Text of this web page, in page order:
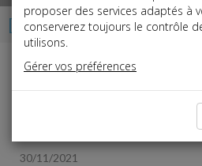
Dépêches
Liste des dernières dépêches
30/11/2021
proposer des services adaptés à
conserverez toujours le contrôle
utilisons.
Gérer vos préférences